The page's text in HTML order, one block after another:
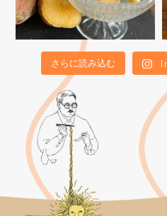
さらに読み込む